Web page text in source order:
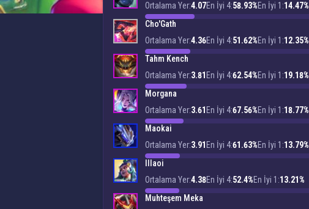
Ortalama Yer:4.07En İyi 4:58.93%En İyi 1:14.47%
Cho'Gath
Ortalama Yer:4.36En İyi 4:51.62%En İyi 1:12.35%
Tahm Kench
Ortalama Yer:3.81 En İyi 4:62.54%En İyi 1:19.18%
Morgana
Ortalama Yer:3.61 En İyi 4:67.56%En İyi 1:18.77%
Maokai
Ortalama Yer:3.91 En İyi 4:61.63%En İyi 1:13.79%
Illaoi
Ortalama Yer:4.38En İyi 4:52.4%En İyi 1:13.21%
Muhteşem Meka